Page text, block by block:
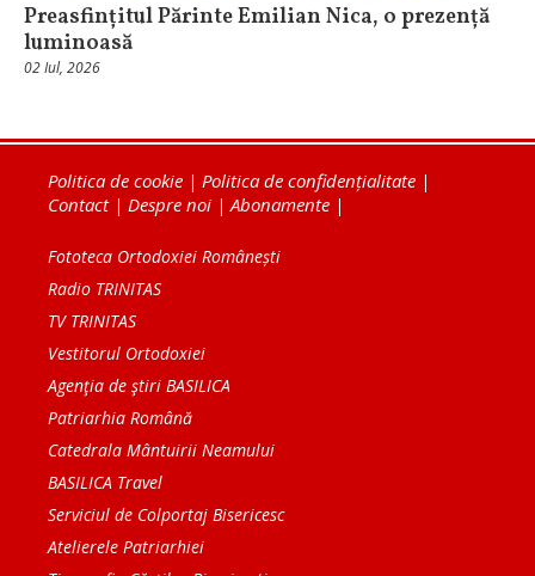
Preasfințitul Părinte Emilian Nica, o prezență
luminoasă
02 Iul, 2026
Politica de cookie | Politica de confidențialitate |
Contact| Despre noi | Abonamente |
Fototeca Ortodoxiei Românești
Radio TRINITAS
TV TRINITAS
Vestitorul Ortodoxiei
Agenţia de ştiri BASILICA
Patriarhia Română
Catedrala Mântuirii Neamului
BASILICA Travel
Serviciul de Colportaj Bisericesc
Atelierele Patriarhiei